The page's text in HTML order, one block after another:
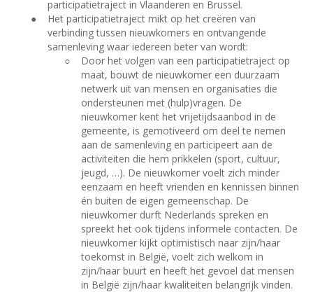
participatietraject in Vlaanderen en Brussel.
●
Het participatietraject mikt op het creëren van
verbinding tussen nieuwkomers en ontvangende
samenleving waar iedereen beter van wordt:
○
Door het volgen van een participatietraject op
maat, bouwt de nieuwkomer een duurzaam
netwerk uit van mensen en organisaties die
ondersteunen met (hulp)vragen. De
nieuwkomer kent het vrijetijdsaanbod in de
gemeente, is gemotiveerd om deel te nemen
aan de samenleving en participeert aan de
activiteiten die hem prikkelen (sport, cultuur,
jeugd, …). De nieuwkomer voelt zich minder
eenzaam en heeft vrienden en kennissen binnen
én buiten de eigen gemeenschap. De
nieuwkomer durft Nederlands spreken en
spreekt het ook tijdens informele contacten. De
nieuwkomer kijkt optimistisch naar zijn/haar
toekomst in België, voelt zich welkom in
zijn/haar buurt en heeft het gevoel dat mensen
in België zijn/haar kwaliteiten belangrijk vinden.